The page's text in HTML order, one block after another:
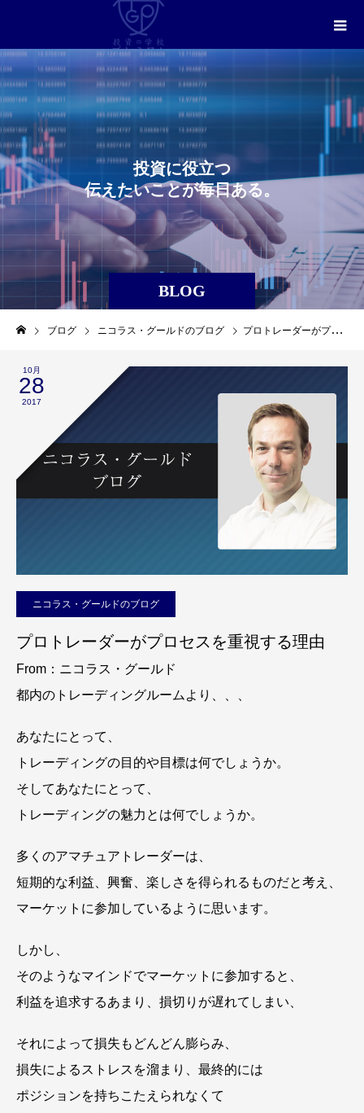
BLOG
投資に役立つ
伝え たいことが毎日ある。
ブログ ニコラス・グールドのブログ プロトレーダーがプロセスを重視する理由
10月
28
2017
ニコラス・グールドのブログ
プロトレーダーがプロセスを重視する理由
From：ニコラス・グールド
都内のトレーディングルームより、、、
あなたにとって、
トレーディングの目的や目標は何でしょうか。
そしてあなたにとって、
トレーディングの魅力とは何でしょうか。
多くのアマチュアトレーダーは、
短期的な利益、興奮、楽しさを得られるものだと考え、
マーケットに参加しているように思います。
しかし、
そのようなマインドでマーケットに参加すると、
利益を追求するあまり、損切りが遅れてしまい、
それによって損失もどんどん膨らみ、
損失によるストレスを溜まり、最終的には
ポジションを持ちこたえられなくて